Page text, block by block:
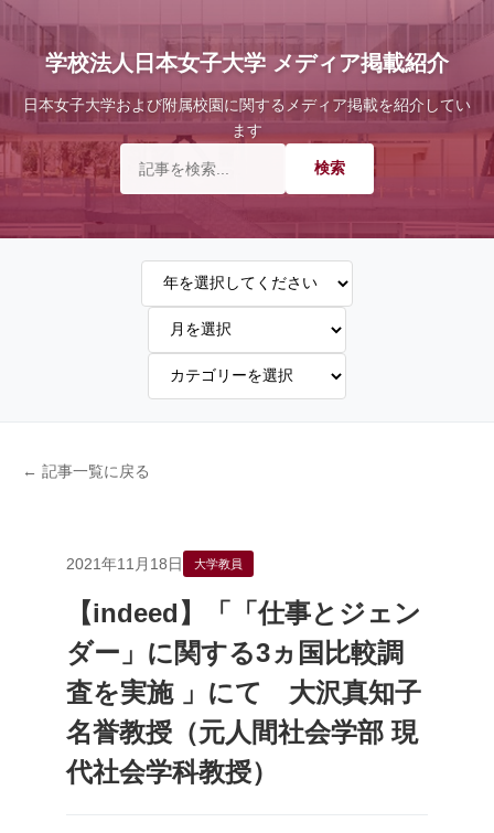
学校法人日本女子大学 メディア掲載紹介
日本女子大学および附属校園に関するメディア掲載を紹介してい
ます
← 記事一覧に戻る
2021年11月18日 大学教員
【indeed】「「仕事とジェン
ダー」に関する3ヵ国比較調
査を実施 」にて 大沢真知子
名誉教授（元人間社会学部 現
代社会学科教授）